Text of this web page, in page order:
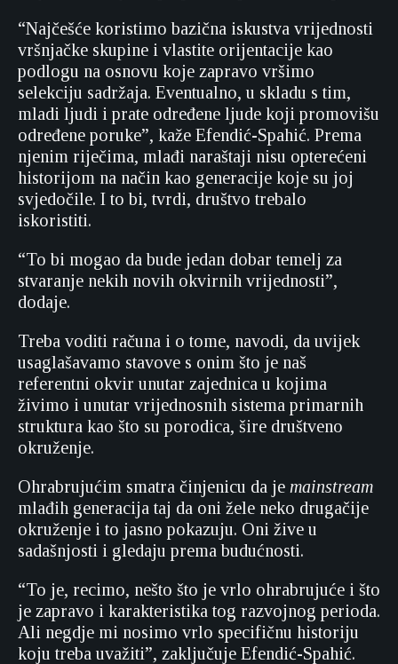
“Najčešće koristimo bazična iskustva vrijednosti
vršnjačke skupine i vlastite orijentacije kao
podlogu na osnovu koje zapravo vršimo
selekciju sadržaja. Eventualno, u skladu s tim,
mladi ljudi i prate određene ljude koji promovišu
određene poruke”, kaže Efendić-Spahić. Prema
njenim riječima, mlađi naraštaji nisu opterećeni
historijom na način kao generacije koje su joj
svjedočile. I to bi, tvrdi, društvo trebalo
iskoristiti.
“To bi mogao da bude jedan dobar temelj za
stvaranje nekih novih okvirnih vrijednosti”,
dodaje.
Treba voditi računa i o tome, navodi, da uvijek
usaglašavamo stavove s onim što je naš
referentni okvir unutar zajednica u kojima
živimo i unutar vrijednosnih sistema primarnih
struktura kao što su porodica, šire društveno
okruženje.
Ohrabrujućim smatra činjenicu da je mainstream
mlađih generacija taj da oni žele neko drugačije
okruženje i to jasno pokazuju. Oni žive u
sadašnjosti i gledaju prema budućnosti.
“To je, recimo, nešto što je vrlo ohrabrujuće i što
je zapravo i karakteristika tog razvojnog perioda.
Ali negdje mi nosimo vrlo specifičnu historiju
koju treba uvažiti”, zaključuje Efendić-Spahić.